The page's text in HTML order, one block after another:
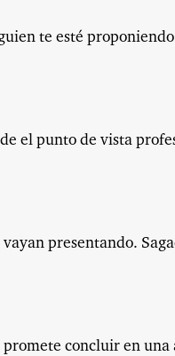
te esté
el punto de vista
presentando.
concluir en una